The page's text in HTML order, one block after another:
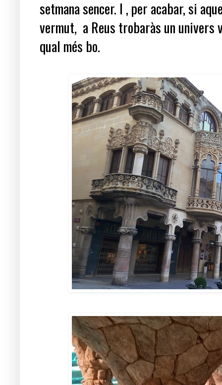
setmana sencer. I , per acabar, si
vermut, a Reus trobaràs un
qual més bo.